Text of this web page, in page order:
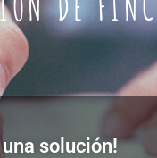
solución!